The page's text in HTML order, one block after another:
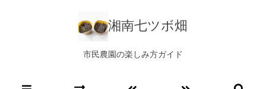
湘南七ツボ畑
市民農園の楽しみ方ガイド